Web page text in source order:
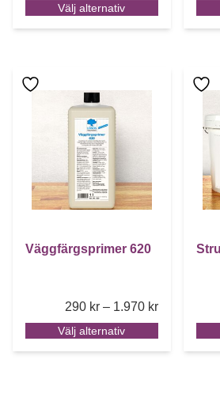
Välj alternativ
Väggfärgsprimer 620
290 kr – 1.970 krPrice
Välj alternativ
Den här produkten har flera